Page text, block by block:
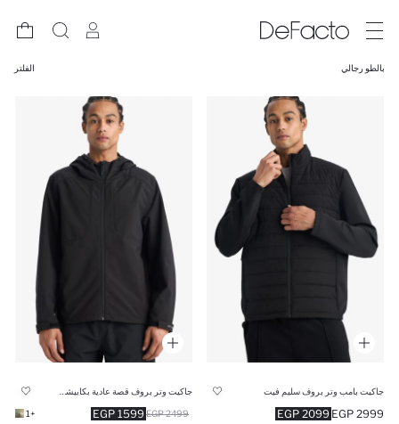
بالطو رجالي الفلتر
جاكيت بامب وتر بروف سليم فيت
2099 EGP 2999 EGP
1599 EGP 2499 EGP
+1